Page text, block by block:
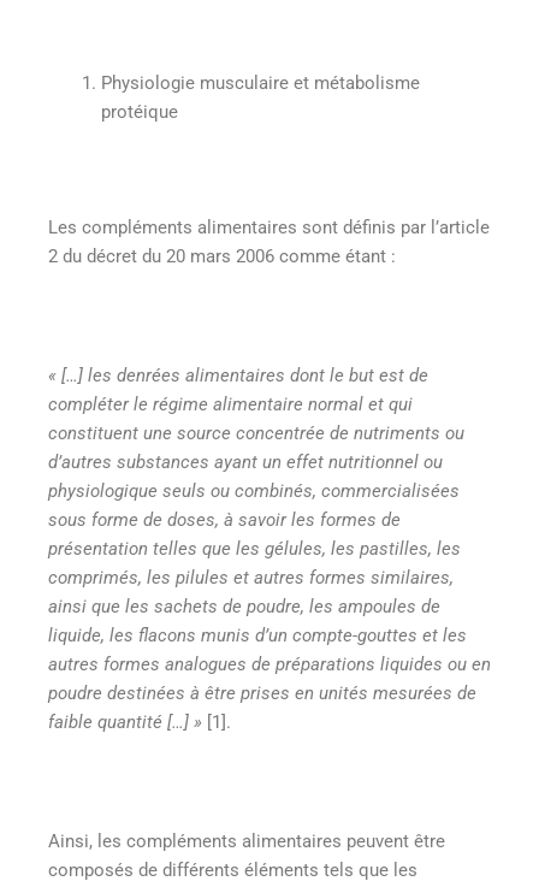
Physiologie musculaire et métabolisme
protéique
Les compléments alimentaires sont définis par l’article
2 du décret du 20 mars 2006 comme étant :
« […] les denrées alimentaires dont le but est de
compléter le régime alimentaire normal et qui
constituent une source concentrée de nutriments ou
d’autres substances ayant un effet nutritionnel ou
physiologique seuls ou combinés, commercialisées
sous forme de doses, à savoir les formes de
présentation telles que les gélules, les pastilles, les
comprimés, les pilules et autres formes similaires,
ainsi que les sachets de poudre, les ampoules de
liquide, les flacons munis d’un compte-gouttes et les
autres formes analogues de préparations liquides ou en
poudre destinées à être prises en unités mesurées de
faible quantité […] » [1].
Ainsi, les compléments alimentaires peuvent être
composés de différents éléments tels que les